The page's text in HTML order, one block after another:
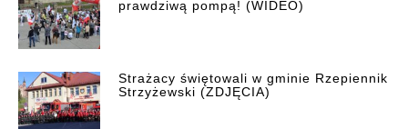
prawdziwą pompą! (WIDEO)
Strażacy świętowali w gminie Rzepiennik
Strzyżewski (ZDJĘCIA)